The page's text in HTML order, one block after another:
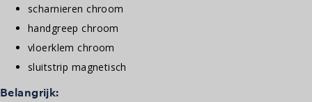
scharnieren chroom
handgreep chroom
vloerklem chroom
sluitstrip magnetisch
Belangrijk: